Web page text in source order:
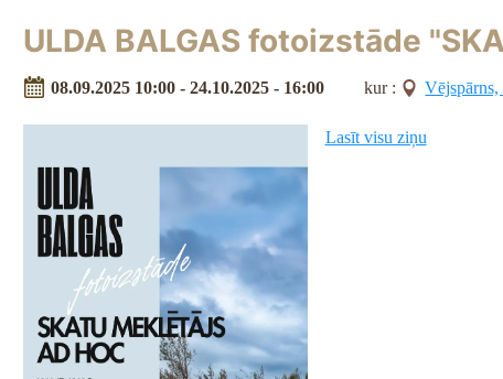
ULDA BALGAS fotoizstāde
08.09.2025 10:00 - 24.10.2025 - 16:00 kur : Vējspārns,
Lasīt visu ziņu